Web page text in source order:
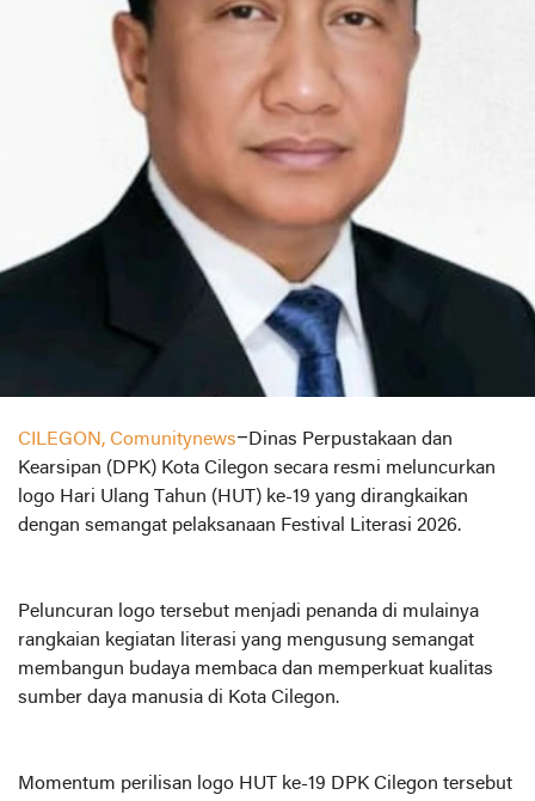
CILEGON, Comunitynews–Dinas Perpustakaan dan
Kearsipan (DPK) Kota Cilegon secara resmi meluncurkan
logo Hari Ulang Tahun (HUT) ke-19 yang dirangkaikan
dengan semangat pelaksanaan Festival Literasi 2026.
Peluncuran logo tersebut menjadi penanda di mulainya
rangkaian kegiatan literasi yang mengusung semangat
membangun budaya membaca dan memperkuat kualitas
sumber daya manusia di Kota Cilegon.
Momentum perilisan logo HUT ke-19 DPK Cilegon tersebut